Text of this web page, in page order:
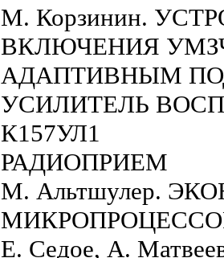
М. Корзинин.
ВКЛЮЧЕНИЯ
АДАПТИВНЫМ
УСИЛИТЕЛЬ
К157УЛ1
РАДИОПРИЕМ
М. Альтшулер.
Е. Седое, А.